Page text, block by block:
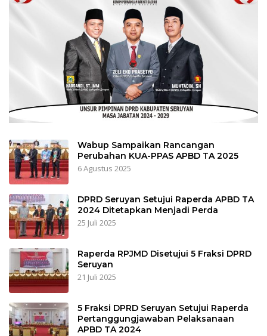
Wabup Sampaikan Rancangan
Perubahan KUA-PPAS APBD TA 2025
6 Agustus 2025
DPRD Seruyan Setujui Raperda APBD TA
2024 Ditetapkan Menjadi Perda
25 Juli 2025
Raperda RPJMD Disetujui 5 Fraksi DPRD
Seruyan
21 Juli 2025
5 Fraksi DPRD Seruyan Setujui Raperda
Pertanggungjawaban Pelaksanaan
APBD TA 2024